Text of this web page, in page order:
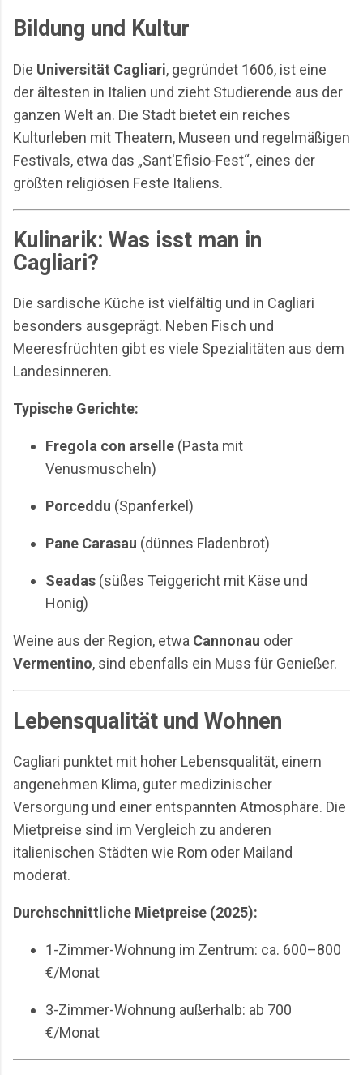
Bildung und Kultur
Die Universität Cagliari, gegründet 1606, ist eine
der ältesten in Italien und zieht Studierende aus der
ganzen Welt an. Die Stadt bietet ein reiches
Kulturleben mit Theatern, Museen und regelmäßigen
Festivals, etwa das „Sant'Efisio-Fest“, eines der
größten religiösen Feste Italiens.
Kulinarik: Was isst man in
Cagliari?
Die sardische Küche ist vielfältig und in Cagliari
besonders ausgeprägt. Neben Fisch und
Meeresfrüchten gibt es viele Spezialitäten aus dem
Landesinneren.
Typische Gerichte:
Fregola con arselle (Pasta mit
Venusmuscheln)
Porceddu (Spanferkel)
Pane Carasau (dünnes Fladenbrot)
Seadas (süßes Teiggericht mit Käse und
Honig)
Weine aus der Region, etwa Cannonau oder
Vermentino, sind ebenfalls ein Muss für Genießer.
Lebensqualität und Wohnen
Cagliari punktet mit hoher Lebensqualität, einem
angenehmen Klima, guter medizinischer
Versorgung und einer entspannten Atmosphäre. Die
Mietpreise sind im Vergleich zu anderen
italienischen Städten wie Rom oder Mailand
moderat.
Durchschnittliche Mietpreise (2025):
1-Zimmer-Wohnung im Zentrum: ca. 600–800
€/Monat
3-Zimmer-Wohnung außerhalb: ab 700
€/Monat